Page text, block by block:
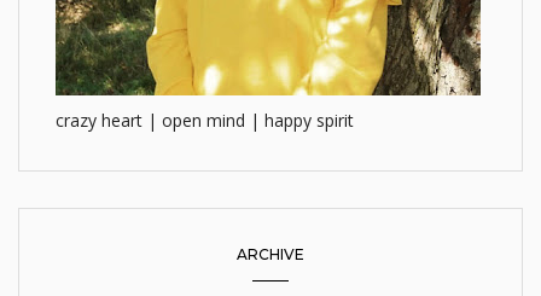
crazy heart | open mind | happy spirit
ARCHIVE